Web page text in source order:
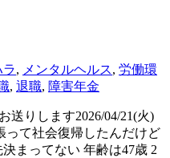
, メンタルヘルス, 労働環
, 退職, 障害年金
送りします2026/04/21(火)
って社会復帰したんだけど
まってない 年齢は47歳 2